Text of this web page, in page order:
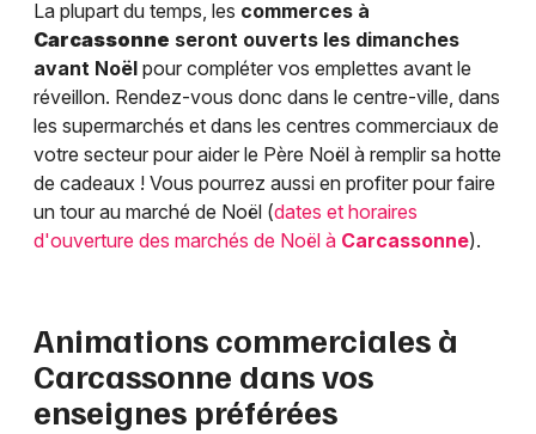
La plupart du temps, les commerces à
Carcassonne seront ouverts les dimanches
avant Noël pour compléter vos emplettes avant le
réveillon. Rendez-vous donc dans le centre-ville, dans
les supermarchés et dans les centres commerciaux de
votre secteur pour aider le Père Noël à remplir sa hotte
de cadeaux ! Vous pourrez aussi en profiter pour faire
un tour au marché de Noël (dates et horaires
d'ouverture des marchés de Noël à Carcassonne).
Animations commerciales à
Carcassonne dans vos
enseignes préférées